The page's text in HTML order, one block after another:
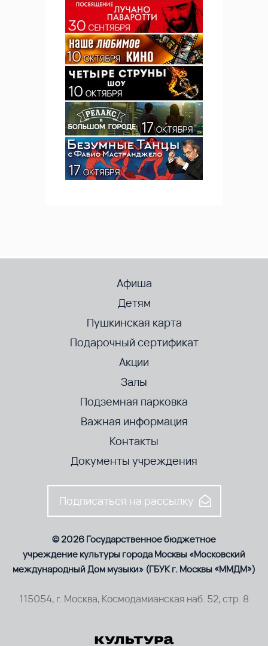
Афиша
Детям
Пушкинская карта
Подарочный сертификат
Акции
Залы
Подземная парковка
Важная информация
Контакты
Документы учреждения
Подписаться на рассылку
© 2026 Государственное бюджетное
учреждение культуры города Москвы «Московский
международный Дом музыки» (ГБУК г. Москвы «ММДМ»)
115054, г. Москва, Космодамианская наб. 52, стр. 8